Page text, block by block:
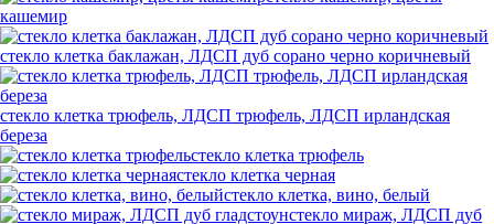
кашемир
стекло клетка баклажан, ЛДСП дуб сорано черно коричневый
стекло клетка трюфель, ЛДСП трюфель, ЛДСП ирландская
береза
стекло клетка трюфель
стекло клетка черная
стекло клетка, вино, белый
стекло мираж, ЛДСП дуб